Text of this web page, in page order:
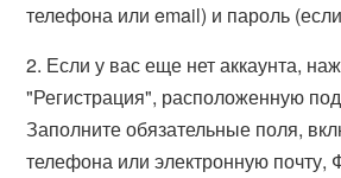
телефона или email) и пароль
2. Если у вас еще нет аккаунта,
"Регистрация", расположенную
Заполните обязательные поля,
телефона или электронную